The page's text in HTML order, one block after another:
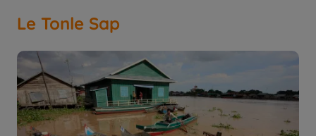
Le Tonle Sap